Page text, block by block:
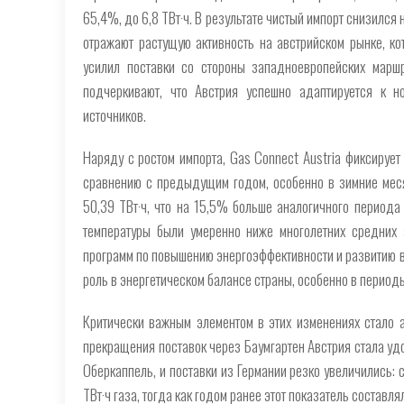
65,4%, до 6,8 ТВт·ч. В результате чистый импорт
отражают растущую активность на австрийском рынке,
усилил поставки со стороны западноевропейских
подчеркивают, что Австрия успешно адаптируется к
источников.
Наряду с ростом импорта, Gas Connect Austria
сравнению с предыдущим годом, особенно в зимние
50,39 ТВт·ч, что на 15,5% больше аналогичного
температуры были умеренно ниже многолетних
программ по повышению энергоэффективности и
роль в энергетическом балансе страны, особенно в
Критически важным элементом в этих изменениях
прекращения поставок через Баумгартен Австрия стала
Оберкаппель, и поставки из Германии резко
ТВт·ч газа, тогда как годом ранее этот показатель